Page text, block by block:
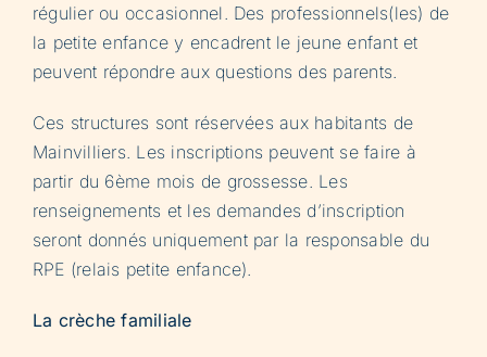
régulier ou occasionnel. Des professionnels(les) de
la petite enfance y encadrent le jeune enfant et
peuvent répondre aux questions des parents.
Ces structures sont réservées aux habitants de
Mainvilliers. Les inscriptions peuvent se faire à
partir du 6ème mois de grossesse. Les
renseignements et les demandes d’inscription
seront donnés uniquement par la responsable du
RPE (relais petite enfance).
La crèche familiale